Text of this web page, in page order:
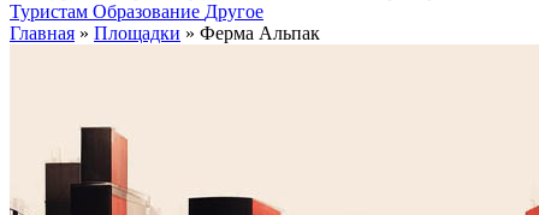
Туристам Образование Другое
Главная » Площадки » Ферма Альпак